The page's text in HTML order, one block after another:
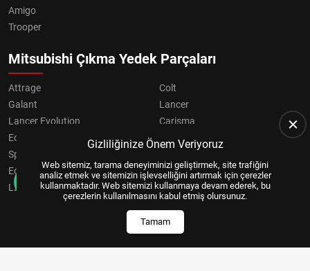
Amigo
Trooper
Mitsubishi Çıkma Yedek Parçaları
Attrage
Colt
Galant
Lancer
Lancer Evolution
Carisma
Eclipse
Grandis
Space Star
Eclipse Cross
OUTLANDER
L200
Pajero
Gizliliğinize Önem Veriyoruz
Web sitemiz, tarama deneyiminizi geliştirmek, site trafiğini
analiz etmek ve sitemizin işlevselliğini artırmak için çerezler
kullanmaktadır. Web sitemizi kullanmaya devam ederek, bu
çerezlerin kullanılmasını kabul etmiş olursunuz.
Tamam